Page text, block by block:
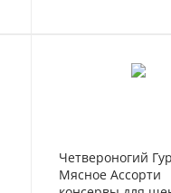
Четвероногий
Мясное Ассорти